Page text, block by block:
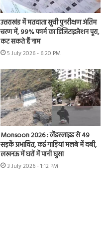
उत्तराखंड में मतदाता सूची पुनरीक्षण अंतिम
चरण में, 99% फार्म का डिजिटाइजेशन पूरा,
कट सकते हैं नाम
5 July 2026 - 6:20 PM
Monsoon 2026 : लैंडस्लाइड से 49
सड़कें प्रभावित, कई गाड़ियां मलबे में दबी,
लखनऊ में घरों में पानी घुसा
3 July 2026 - 1:12 PM